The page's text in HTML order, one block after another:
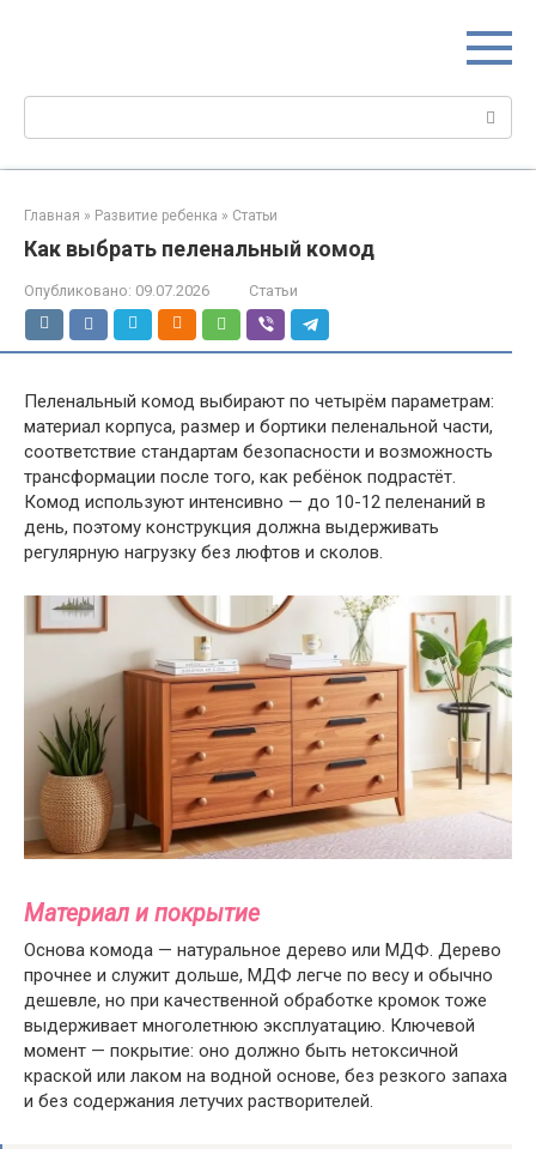
Поиск:
Главная » Развитие ребенка » Статьи
Как выбрать пеленальный комод
Опубликовано: 09.07.2026 Статьи
Пеленальный комод выбирают по четырём параметрам:
материал корпуса, размер и бортики пеленальной части,
соответствие стандартам безопасности и возможность
трансформации после того, как ребёнок подрастёт.
Комод используют интенсивно — до 10-12 пеленаний в
день, поэтому конструкция должна выдерживать
регулярную нагрузку без люфтов и сколов.
Материал и покрытие
Основа комода — натуральное дерево или МДФ. Дерево
прочнее и служит дольше, МДФ легче по весу и обычно
дешевле, но при качественной обработке кромок тоже
выдерживает многолетнюю эксплуатацию. Ключевой
момент — покрытие: оно должно быть нетоксичной
краской или лаком на водной основе, без резкого запаха
и без содержания летучих растворителей.